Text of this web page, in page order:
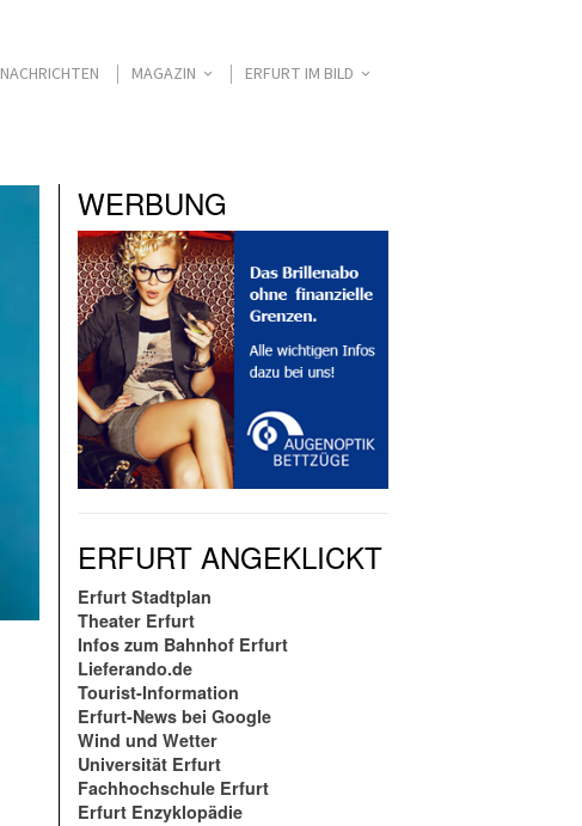
NACHRICHTEN MAGAZIN ERFURT IM BILD
WERBUNG
ERFURT ANGEKLICKT
Erfurt Stadtplan
Theater Erfurt
Infos zum Bahnhof Erfurt
Lieferando.de
Tourist-Information
Erfurt-News bei Google
Wind und Wetter
Universität Erfurt
Fachhochschule Erfurt
Erfurt Enzyklopädie